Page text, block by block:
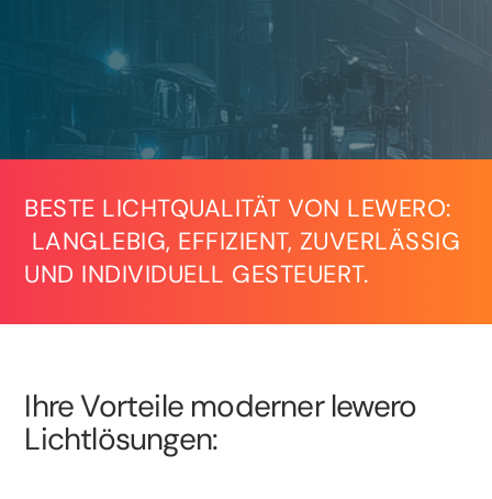
BESTE LICHTQUALITÄT VON LEWERO:
LANGLEBIG, EFFIZIENT, ZUVERLÄSSIG
UND INDIVIDUELL GESTEUERT.
Ihre Vorteile moderner lewero
Lichtlösungen: